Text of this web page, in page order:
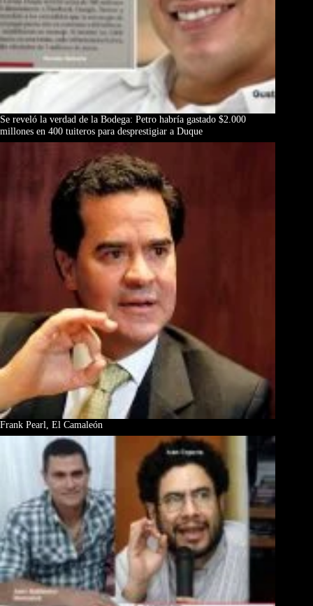
Se reveló la verdad de la Bodega: Petro habría gastado $2.000
millones en 400 tuiteros para desprestigiar a Duque
Frank Pearl, El Camaleón